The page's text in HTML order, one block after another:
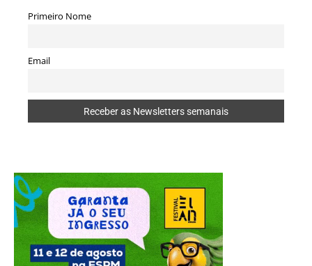
Primeiro Nome
Email